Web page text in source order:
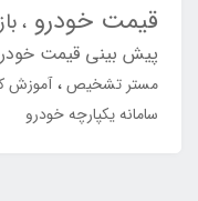
قیمت خودرو
پیش بینی قیمت
مستر تشخیص آموزش
سامانه یکپارچه خودرو